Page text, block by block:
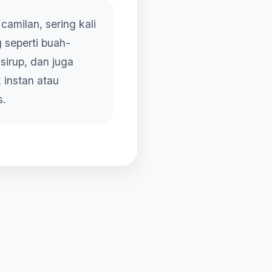
sering kali
seperti buah-
dan juga
instan atau